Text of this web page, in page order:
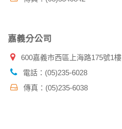
嘉義分公司
600嘉義市西區上海路175號1樓
電話：(05)235-6028
傳真：(05)235-6038